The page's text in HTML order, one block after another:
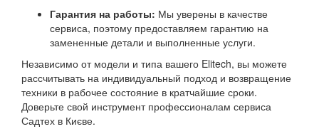
Гарантия на работы: Мы уверены в качестве
сервиса, поэтому предоставляем гарантию на
замененные детали и выполненные услуги.
Независимо от модели и типа вашего Elitech, вы можете
рассчитывать на индивидуальный подход и возвращение
техники в рабочее состояние в кратчайшие сроки.
Доверьте свой инструмент профессионалам сервиса
Садтех в Києве.